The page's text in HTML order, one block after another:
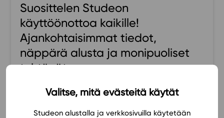
Valitse, mitä evästeitä käytät
Studeon alustalla ja verkkosivuilla käytetään
Alakoulu
Yläkoulu
Lukio
Ajankohtaista
Tapahtumakalenteri
Suosittelen Studeon
käyttöönottoa kaikille!
Ajankohtaisimmat tiedot,
näppärä alusta ja monipuoliset
tehtävät.
Niko K.